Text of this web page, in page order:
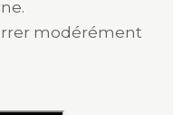
modérément